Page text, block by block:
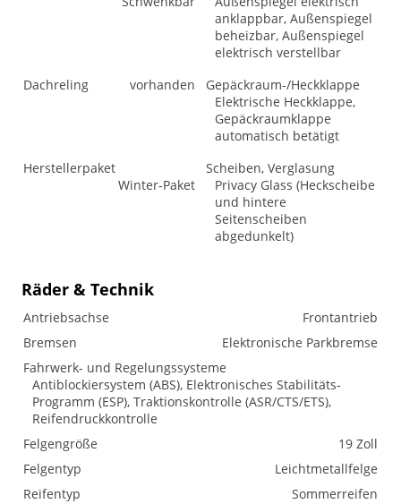
anklappbar, Außenspiegel
beheizbar, Außenspiegel
elektrisch verstellbar
Dachreling
vorhanden
Gepäckraum-/Heckklappe
Elektrische Heckklappe,
Gepäckraumklappe
automatisch betätigt
Herstellerpaket
Winter-Paket
Scheiben, Verglasung
Privacy Glass (Heckscheibe
und hintere
Seitenscheiben
abgedunkelt)
Räder & Technik
Antriebsachse
Frontantrieb
Bremsen
Elektronische Parkbremse
Fahrwerk- und Regelungssysteme
Antiblockiersystem (ABS), Elektronisches Stabilitäts-
Programm (ESP), Traktionskontrolle (ASR/CTS/ETS),
Reifendruckkontrolle
Felgengröße
19 Zoll
Felgentyp
Leichtmetallfelge
Reifentyp
Sommerreifen